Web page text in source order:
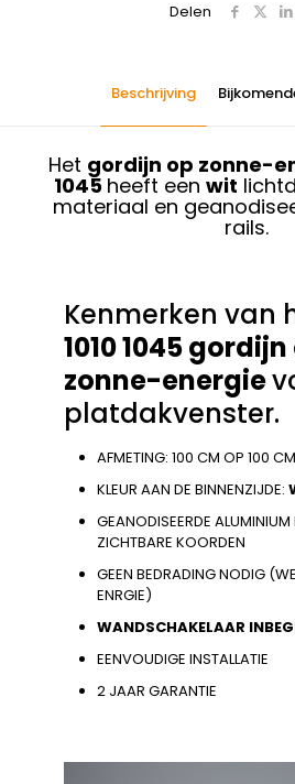
Delen
Beschrijving
Het gordijn op zonne-
1045 heeft een wit
materiaal en
rails.
Kenmerken van
1010 1045
zonne-energie
platdakvenster.
AFMETING: 100 CM OP 100 CM
KLEUR AAN DE BINNENZIJDE:
GEANODISEERDE ALUMINIUM
ZICHTBARE KOORDEN
GEEN BEDRADING NODIG
ENRGIE)
WANDSCHAKELAAR
EENVOUDIGE INSTALLATIE
2 JAAR GARANTIE